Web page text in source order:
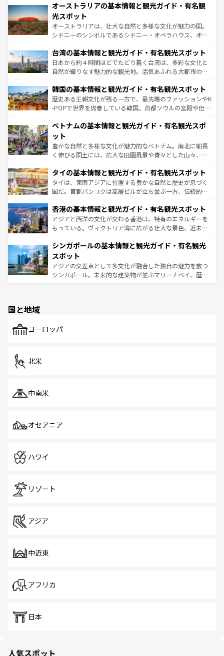
文化が魅力。旅行者はアメリカの各地域で異なる魅力を楽
しみながら、その多様性と豊かな歴史を感じることができ
るだろう。車でのロードトリップや列車の旅も、アメリカ
ならではの贅沢な旅のスタイルだ。 なお、新着のアメリカ
情報は コンテンツ一覧 を参照してほしい。
ワイ島は見逃せない。また、定番の観光地といえばオアフ
島だが、静かな自然を求めるならマウイ島やカウアイ島が
おすすめ。エメラルドグリーンに輝く海をはじめ、豊かな
文化や歴史が息づいている。「アロハスピリット」と呼ば
人々、おいしいローカルフードやハワイアンミュージッ
ク、伝統的なフラダンスなど、すべてがハワイの魅力を彩
っている。訪れるたびに新しい発見と感動が待っているハ
はコンテンツ一覧を参照してほしい。
オーストラリアの基本情報と観光ガイド・有名観
光スポット
オーストラリアは、壮大な自然と多様な文化が魅力の国。
シドニーのシンボルであるシドニー・オペラハウス、オー
リアリーフや大陸中央部にそびえるウルル（エアーズロッ
ク）、タスマニアの美しい原生林やケアンズの熱帯雨林な
ど、見どころがたくさん。また、カフェやワイン、オージ
いる。アクティビティも充実しており、サーフィンやダイ
ビング、ハイキングなど、アウトドア好きにはたまらな
い。オーストラリアの多彩な魅力を存分に味わいつくそ
参照してほしい。
台湾の基本情報と観光ガイド・有名観光スポット
日本から約４時間ほどでたどり着く台湾は、多彩な文化と
自然が織りなす魅力的な観光地。活気あふれる大都市の台
ン）、静ひつな山岳地帯である台湾東部など、都市の喧騒
と山間の静けさが共存しており、訪れる人に新しい発見と
驚きをもたらしてくれる。また、奥深い台湾の食文化も魅
容にもいいと評判のスイーツなど、バラエティ豊かな料理
照してほしい。
韓国の基本情報と観光ガイド・有名観光スポット
歴史ある王朝文化が残る一方で、最先端のファッションやK
-POPで世界を席巻している韓国。首都ソウルの宮殿や伝統
き、地方に足を延ばせば四季折々の自然美を楽しむことが
できる。そして、キムチや焼肉、絶品のストリートフード
まで、さまざまな韓国料理が待っている。夜には、韓国な
らではのナイトライフも堪能できる。あたたかいホスピタ
わってみてほしい。 なお、新着の韓国情報はコンテンツ一
覧 を参照してほしい。
ベトナムの基本情報と観光ガイド・有名観光スポ
ット
豊かな自然と多様な文化が魅力的なベトナム。南北に細長
く伸びる国土には、広大な田園風景や青々とした山々、世
急速な発展と共に伝統が息づく。ハノイの古い町並みやホ
ーチミン市のフランス統治時代の建物も、独特の雰囲気を
醸し出している。また、バラエティの豊かさとおいしさで
とつ。フォーやバインミー、ベトナムコーヒーなどは、ぜ
ひ現地で味わいたい。どの地域を訪れてもあたたかい人々
が旅行者を迎えてくれるので、きっと忘れられない旅にな
参照してほしい。
タイの基本情報と観光ガイド・有名観光スポット
タイは、東南アジアに位置する豊かな自然と歴史が息づく
国だ。首都バンコクは高層ビルが立ち並ぶ一方、伝統的な
の活気が交差している。北部ではチェンマイなどの山岳地
帯で自然と触れ合い、南部ではプーケットやクラビの美し
いビーチでリゾート気分を楽しむことができる。タイ料理
激する。気候は一年中温暖で、どの季節にも異なる楽しみ
が待っている。親しみやすいタイの人々、仏教を中心とし
た文化、そして多様な観光資源が、訪れる旅人を魅了し続
ける。 なお、新着のタイ情報はコンテンツ一覧を参照して
香港の基本情報と観光ガイド・有名観光スポット
アジアと西洋の文化が交わる香港は、特有のエネルギーを
もっている。ヴィクトリア湾に広がる壮大な景色、近未来
み、どこを訪れても感動するはず。観光スポットが密集し
ており、効率よく見どころを回れるのも魅力。息をのむよ
うな絶景から文化的な体験まで、香港を存分に楽しみ尽く
そう。 なお、新着の香港情報はコンテンツ一覧を参照して
シンガポールの基本情報と観光ガイド・有名観光
スポット
アジアの交差点として多文化が融合した独自の魅力を放つ
シンガポール。未来的な建築物が並ぶマリーナベイ、歴史
で、ホーカーズは地元の風情を楽しめる外せないスポット
国と地域
ヨーロッパ
北米
中南米
オセアニア
ハワイ
リゾート
アジア
中近東
アフリカ
日本
人気スポット